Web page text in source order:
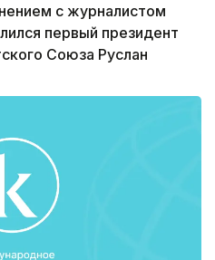
с журналистом
первый президент
Союза Руслан